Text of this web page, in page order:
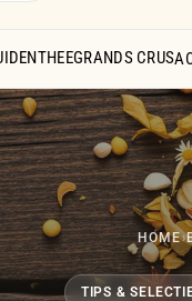
GRANDS CRUS
HOME›
TIPS &